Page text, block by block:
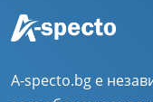
A-specto.bg е